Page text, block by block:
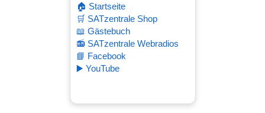
🏠 Startseite
🛒 SATzentrale Shop
📖 Gästebuch
📻 SATzentrale Webradios
📘 Facebook
▶️ YouTube